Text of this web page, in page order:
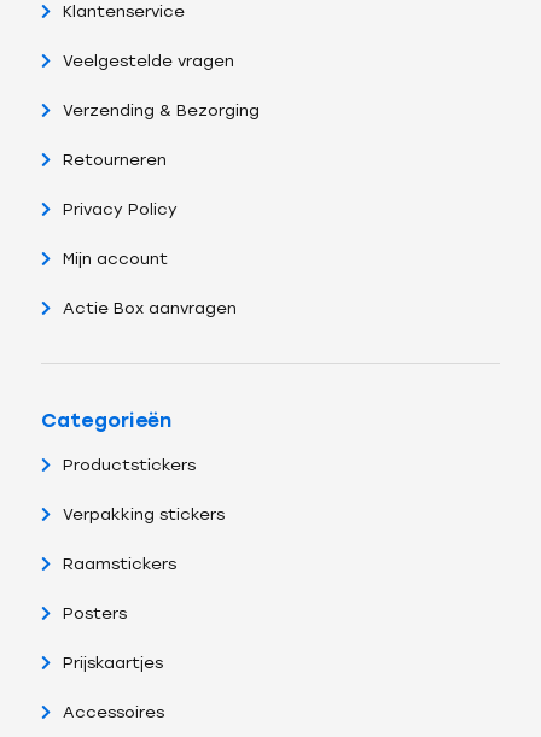
Klantenservice
Veelgestelde vragen
Verzending & Bezorging
Retourneren
Privacy Policy
Mijn account
Actie Box aanvragen
Categorieën
Productstickers
Verpakking stickers
Raamstickers
Posters
Prijskaartjes
Accessoires